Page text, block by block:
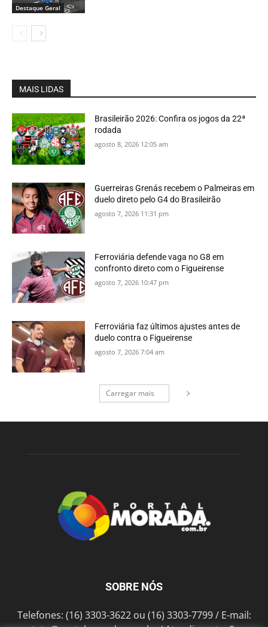
Destaque Geral
MAIS LIDAS
Brasileirão 2026: Confira os jogos da 22ª
rodada
agosto 8, 2026 12:05 am
Guerreiras Grenás recebem o Palmeiras em
duelo direto pelo G4 do Brasileirão
agosto 7, 2026 11:31 pm
Ferroviária defende vaga no G8 em
confronto direto com o Figueirense
agosto 7, 2026 10:47 pm
Ferroviária faz últimos ajustes antes de
duelo contra o Figueirense
agosto 7, 2026 7:04 am
Carregar mais
SOBRE NÓS
Telefones: (16) 3303-3622 ou (16) 3303-7799 / E-mail: